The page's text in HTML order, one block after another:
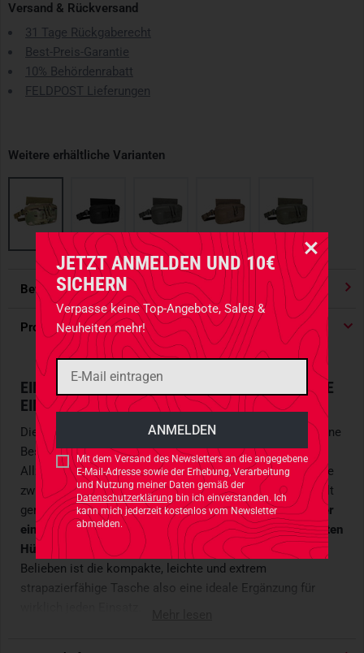
JETZT ANMELDEN UND 10€
SICHERN
Verpasse keine Top-Angebote, Sales &
Neuheiten mehr!
Mit dem Versand des Newsletters an die angegebene
E-Mail-Adresse sowie der Erhebung, Verarbeitung
und Nutzung meiner Daten gemäß der
Datenschutzerklärungbin ich einverstanden. Ich
kann mich jederzeit kostenlos vom Newsletter
abmelden.
Versand & Rückversand
31 Tage Rückgaberecht
Best-Preis-Garantie
10% Behördenrabatt
FELDPOST Lieferungen
Weitere erhältliche Varianten
Bewertungen 4.91/ 5 Sternen
Produktdetails
EINKLETTBARE BAUCHTASCHE FÜR TAKTISCHE
EINSÄTZE
DieTT Plate Carrier Pouch VL MCist das vielbeschworene
Beste aus beiden Welten: Bauchtasche und taktische
Allzwecktasche zugleich, füllt sie die buchstäbliche Lücke
zwischen Plattenträger und Gürtel und kann gleich doppelt
genutzt werden: Die Carrier Pouch lässt sich flexibelunter
einem Plattenträger einklettenoder mit demmitgelieferten
Hüftgurt als Hüfttasche
nutzen. Ganz nach persönlichem
Belieben ist die kompakte, leichte und extrem
strapazierfähige Tasche also eine ideale Ergänzung für
HOCHWERTIGE MATERIALIEN: CORDURA 500 DEN UND